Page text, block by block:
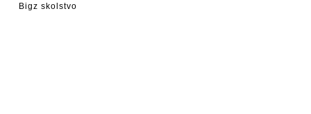
Bigz skolstvo